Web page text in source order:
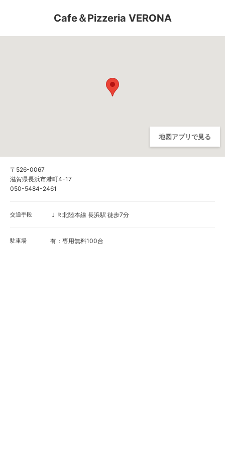
Cafe＆Pizzeria VERONA
地図アプリで見る
〒526-0067
滋賀県長浜市港町4-17
050-5484-2461
交通手段 ＪＲ北陸本線 長浜駅 徒歩7分
駐車場 有：専用無料100台